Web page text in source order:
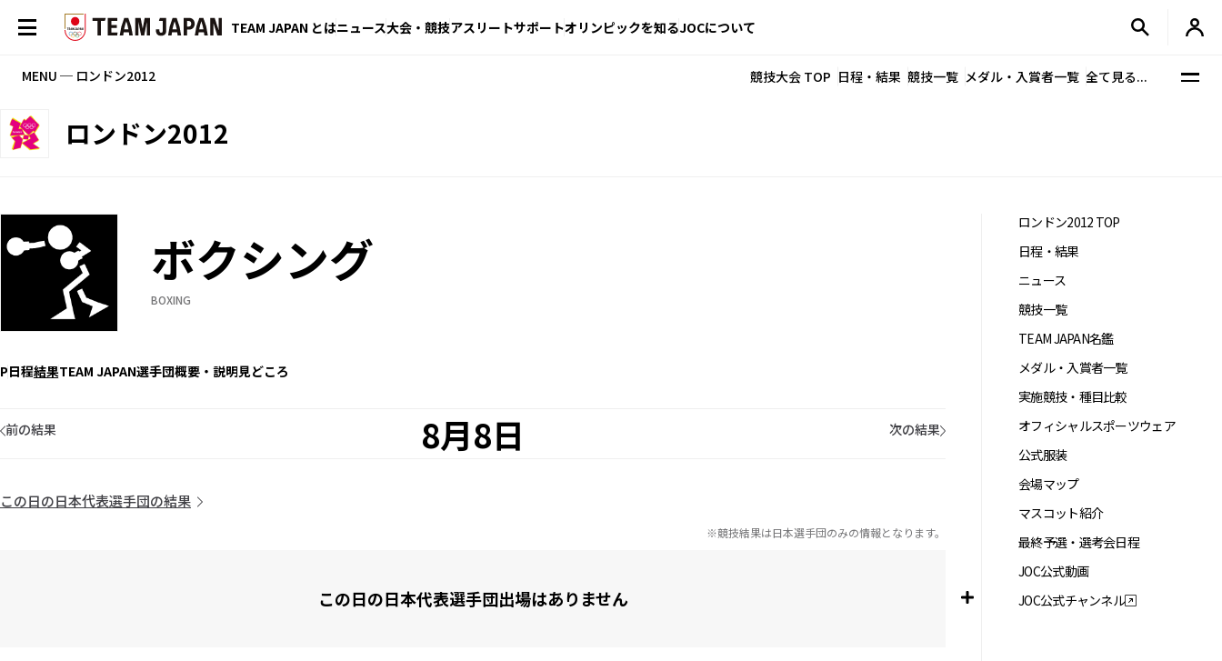
TEAM JAPAN とはニュース大会・競技アスリートサポートオリンピックを知るJOCについて
MENU ─ ロンドン2012 競技大会 TOP 日程・結果 競技一覧 メダル・入賞者一覧 全て見る...
ロンドン2012
ボクシング
BOXING
日程結果TEAM JAPAN選手団概要・説明見どころ
8月8日
前の結果 次の結果
この日の日本代表選手団の結果
※競技結果は日本選手団のみの情報となります。
この日の日本代表選手団出場はありません
ロンドン2012 TOP
日程・結果
ニュース
競技一覧
TEAM JAPAN名鑑
メダル・入賞者一覧
実施競技・種目比較
オフィシャルスポーツウェア
公式服装
会場マップ
マスコット紹介
最終予選・選考会日程
JOC公式動画
JOC公式チャンネル